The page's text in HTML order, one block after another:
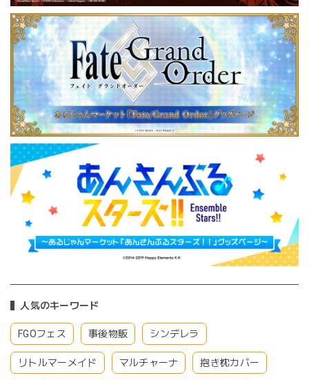
人気のキーワード
FGOフェス 事後物販 シンデレラ
リトルマーメイド マルチャーナ 抱き枕カバー